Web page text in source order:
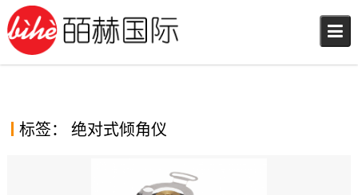
Skip
to
content
标签：绝对式倾角仪